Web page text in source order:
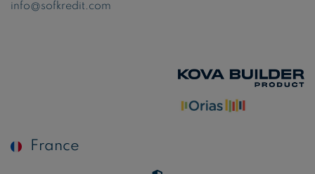
info@sofkredit.com
France